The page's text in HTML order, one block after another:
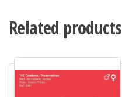
Related products